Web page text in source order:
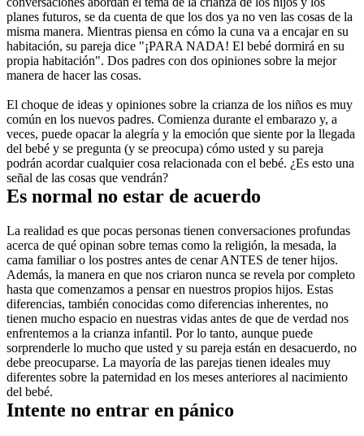
planes futuros, se da cuenta de que los dos ya no ven las cosas de la
misma manera. Mientras piensa en cómo la cuna va a encajar en su
habitación, su pareja dice "¡PARA NADA! El bebé dormirá en su
propia habitación". Dos padres con dos opiniones sobre la mejor
manera de hacer las cosas.
El choque de ideas y opiniones sobre la crianza de los niños es muy
común en los nuevos padres. Comienza durante el embarazo y, a
veces, puede opacar la alegría y la emoción que siente por la llegada
del bebé y se pregunta (y se preocupa) cómo usted y su pareja
podrán acordar cualquier cosa relacionada con el bebé. ¿Es esto una
señal de las cosas que vendrán?
Es normal no estar de acuerdo
La realidad es que pocas personas tienen conversaciones profundas
acerca de qué opinan sobre temas como la religión, la mesada, la
cama familiar o los postres antes de cenar ANTES de tener hijos.
Además, la manera en que nos criaron nunca se revela por completo
hasta que comenzamos a pensar en nuestros propios hijos. Estas
diferencias, también conocidas como diferencias inherentes, no
tienen mucho espacio en nuestras vidas antes de que de verdad nos
enfrentemos a la crianza infantil. Por lo tanto, aunque puede
sorprenderle lo mucho que usted y su pareja están en desacuerdo, no
debe preocuparse. La mayoría de las parejas tienen ideales muy
diferentes sobre la paternidad en los meses anteriores al nacimiento
del bebé.
Intente no entrar en pánico